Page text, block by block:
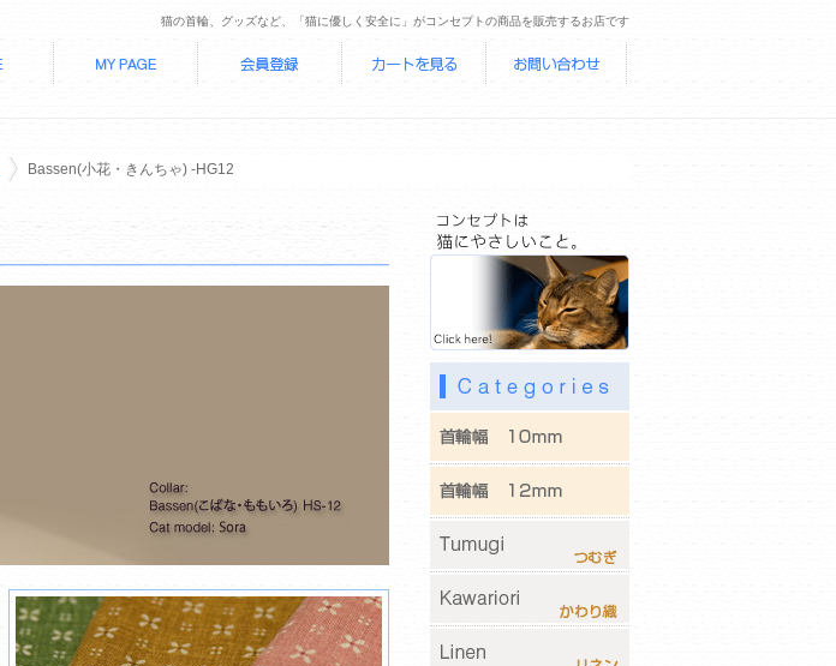
猫の首輪、グッズなど、「猫に優しく安全に」がコンセプトの商品を販売するお店です
Bassen(小花・きんちゃ) -HG12